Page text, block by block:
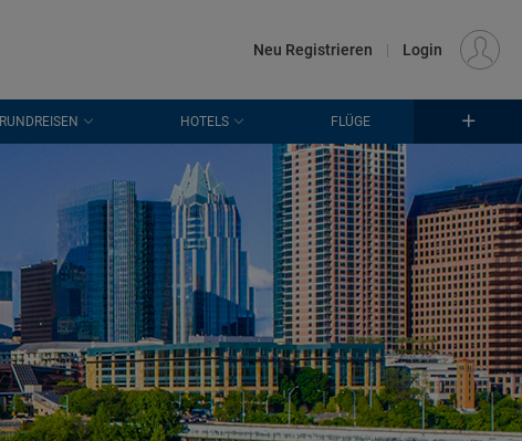
Neu Registrieren | Login
RUNDREISEN HOTELS FLÜGE